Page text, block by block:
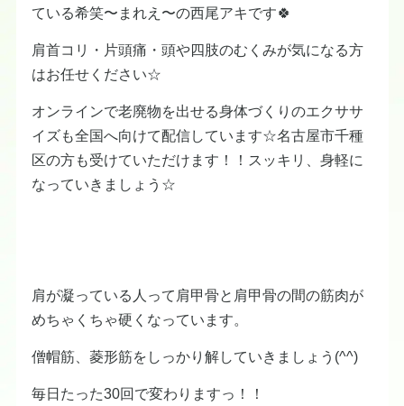
ている希笑〜まれえ〜の西尾アキです🍀
肩首コリ・片頭痛・頭や四肢のむくみが気になる方
はお任せください☆
オンラインで老廃物を出せる身体づくりのエクササ
イズも全国へ向けて配信しています☆名古屋市千種
区の方も受けていただけます！！スッキリ、身軽に
なっていきましょう☆
肩が凝っている人って肩甲骨と肩甲骨の間の筋肉が
めちゃくちゃ硬くなっています。
僧帽筋、菱形筋をしっかり解していきましょう(^^)
毎日たった30回で変わりますっ！！